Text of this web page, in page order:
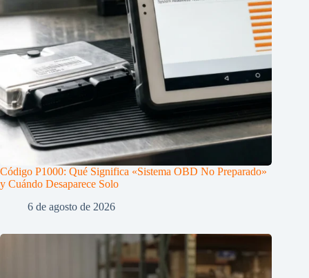
Código P1000: Qué Significa «Sistema OBD No Preparado»
y Cuándo Desaparece Solo
6 de agosto de 2026